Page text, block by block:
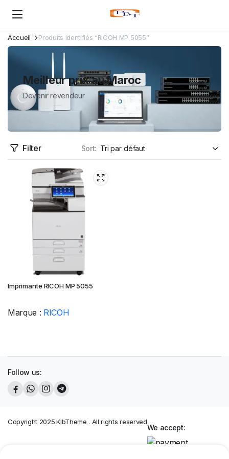
Accueil Produits identifiés “RICOH MP 5055”
Meilleur prix au Maroc
Devenir revendeur
Filter Sort:
Imprimante RICOH MP 5055
Marque : RICOH
Follow us:
Copyright 2025.KlbTheme . All rights reserved
We accept: